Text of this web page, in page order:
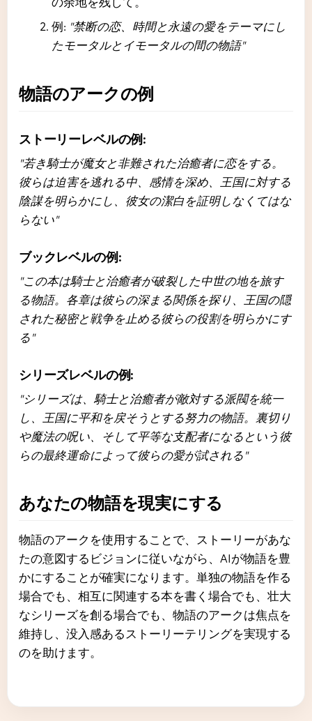
例: "禁断の恋、時間と永遠の愛をテーマにし
たモータルとイモータルの間の物語"
物語のアークの例
ストーリーレベルの例:
"若き騎士が魔女と非難された治癒者に恋をする。
彼らは迫害を逃れる中、感情を深め、王国に対する
陰謀を明らかにし、彼女の潔白を証明しなくてはな
らない"
ブックレベルの例:
"この本は騎士と治癒者が破裂した中世の地を旅す
る物語。各章は彼らの深まる関係を探り、王国の隠
された秘密と戦争を止める彼らの役割を明らかにす
る"
シリーズレベルの例:
"シリーズは、騎士と治癒者が敵対する派閥を統一
し、王国に平和を戻そうとする努力の物語。裏切り
や魔法の呪い、そして平等な支配者になるという彼
らの最終運命によって彼らの愛が試される"
あなたの物語を現実にする
物語のアークを使用することで、ストーリーがあな
たの意図するビジョンに従いながら、AIが物語を豊
かにすることが確実になります。単独の物語を作る
場合でも、相互に関連する本を書く場合でも、壮大
なシリーズを創る場合でも、物語のアークは焦点を
維持し、没入感あるストーリーテリングを実現する
のを助けます。